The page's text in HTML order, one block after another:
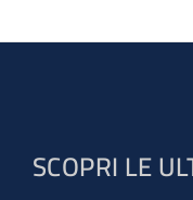
SCOPRI LE